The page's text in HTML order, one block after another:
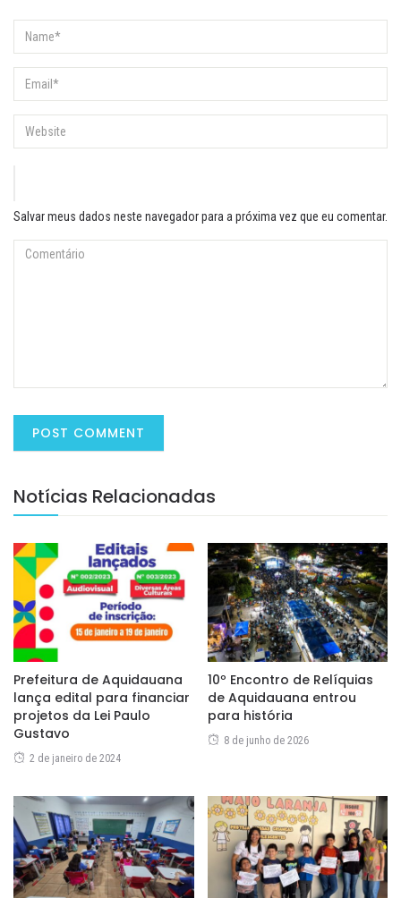
Salvar meus dados neste navegador para a próxima vez que eu comentar.
Notícias Relacionadas
Prefeitura de Aquidauana
lança edital para financiar
projetos da Lei Paulo
Gustavo
2 de janeiro de 2024
10º Encontro de Relíquias
de Aquidauana entrou
para história
8 de junho de 2026